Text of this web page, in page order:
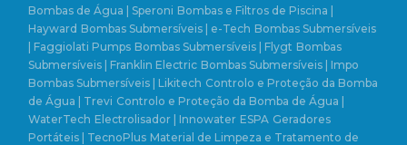
Bombas de Água | Speroni Bombas e Filtros de Piscina |
Hayward Bombas Submersíveis | e-Tech Bombas Submersíveis
| Faggiolati Pumps Bombas Submersíveis | Flygt Bombas
Submersíveis | Franklin Electric Bombas Submersíveis | Impo
Bombas Submersíveis | Likitech Controlo e Proteção da Bomba
de Água | Trevi Controlo e Proteção da Bomba de Água |
WaterTech Electrolisador | Innowater ESPA Geradores
Portáteis | TecnoPlus Material de Limpeza e Tratamento de